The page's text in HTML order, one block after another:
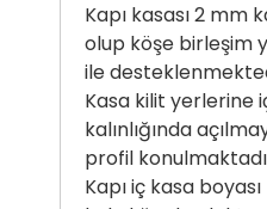
Kapı kasası 2 mm
olup köşe birleşim
ile
Kasa kilit yerlerine
kalınlığında
profil
Kapı iç kasa